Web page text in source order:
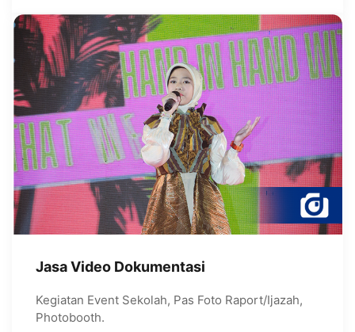
Jasa Video Dokumentasi
Kegiatan Event Sekolah, Pas Foto Raport/Ijazah,
Photobooth.